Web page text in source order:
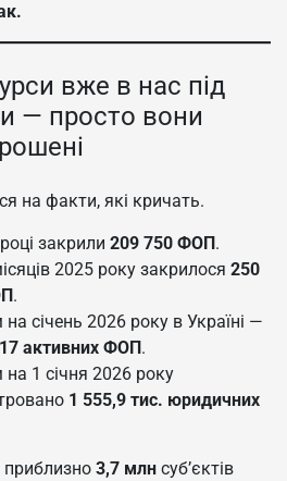
вже в нас під
— просто вони
на факти, які кричать.
закрили 209 750 ФОП.
2025 року закрилося 250
.
січень 2026 року в Україні —
активних ФОП.
1 січня 2026 року
1 555,9 тис. юридичних
3,7 млн суб’єктів